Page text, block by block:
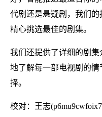
代剧还是悬疑剧，我们
精心挑选最佳的剧集。
我们还提供了详细的剧
地了解每一部电视剧的
择。
校对：王志